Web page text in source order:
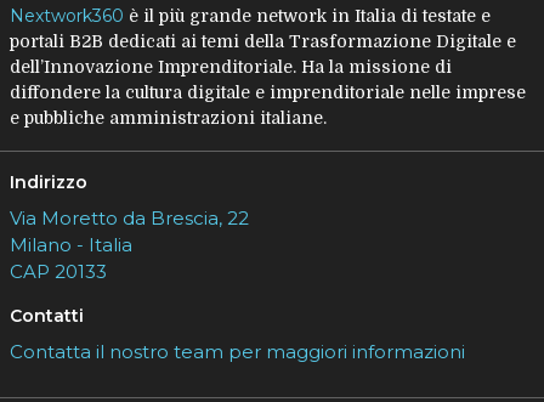
Nextwork360 è il più grande network in Italia di testate e
portali B2B dedicati ai temi della Trasformazione Digitale e
dell’Innovazione Imprenditoriale. Ha la missione di
diffondere la cultura digitale e imprenditoriale nelle imprese
e pubbliche amministrazioni italiane.
Indirizzo
Via Moretto da Brescia, 22
Milano - Italia
CAP 20133
Contatti
Contatta il nostro team per maggiori informazioni